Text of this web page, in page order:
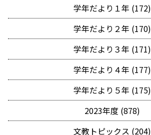
学年だより１年 (172)
学年だより２年 (170)
学年だより３年 (171)
学年だより４年 (177)
学年だより５年 (175)
2023年度 (878)
文教トピックス (204)